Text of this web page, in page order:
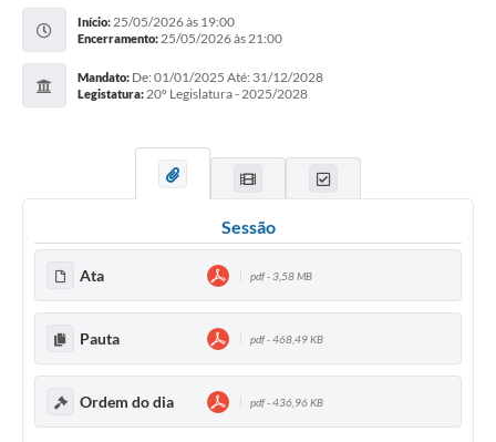
Início:25/05/2026 às 19:00
Encerramento:25/05/2026 às 21:00
Mandato: De: 01/01/2025 Até: 31/12/2028
Legistatura:20º Legislatura - 2025/2028
Sessão
Ata pdf - 3,58 MB
Pauta pdf - 468,49 KB
Ordem do dia pdf - 436,96 KB